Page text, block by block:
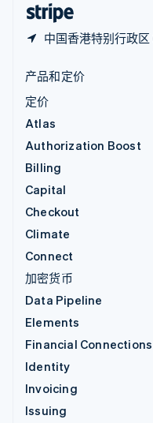
中国香港特别行政区
产品和定价
定价
Atlas
Authorization Boost
Billing
Capital
Checkout
Climate
Connect
加密货币
Data Pipeline
Elements
Financial Connections
Identity
Invoicing
Issuing